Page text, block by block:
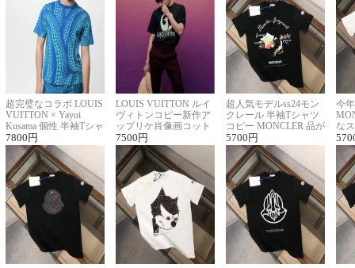
超完璧なコラボ LOUIS
VUITTON × Yayoi
Kusama 個性 半袖Tシャ
ツコピー男女兼用
7800 円
LOUIS VUITTON ルイ
ヴィトンコピー新作ア
ップリケ肖像画コット
ンニット半袖Tシャツ
7500 円
超人気モデルss24モン
クレール 半袖Tシャツ
コピー MONCLER 品が
良く見た目
5700 円
今
な
ル